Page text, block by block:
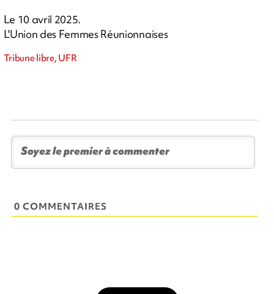
Le 10 avril 2025.
L'Union des Femmes Réunionnaises
Tribune libre, UFR
0 COMMENTAIRES